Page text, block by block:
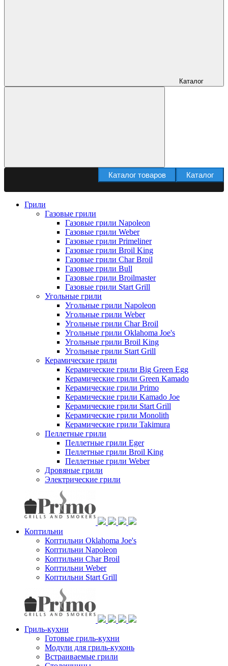
Каталог
Каталог
Каталог товаров
Грили
Газовые грили
Газовые грили Napoleon
Газовые грили Weber
Газовые грили Primeliner
Газовые грили Broil King
Газовые грили Char Broil
Газовые грили Bull
Газовые грили Broilmaster
Газовые грили Start Grill
Угольные грили
Угольные грили Napoleon
Угольные грили Weber
Угольные грили Char Broil
Угольные грили Oklahoma Joe's
Угольные грили Broil King
Угольные грили Start Grill
Керамические грили
Керамические грили Big Green Egg
Керамические грили Green Kamado
Керамические грили Primo
Керамические грили Kamado Joe
Керамические грили Start Grill
Керамические грили Monolith
Керамические грили Takimura
Пеллетные грили
Пеллетные грили Eger
Пеллетные грили Broil King
Пеллетные грили Weber
Дровяные грили
Электрические грили
Коптильни
Коптильни Oklahoma Joe's
Коптильни Napoleon
Коптильни Char Broil
Коптильни Weber
Коптильни Start Grill
Гриль-кухни
Готовые гриль-кухни
Модули для гриль-кухонь
Встраиваемые грили